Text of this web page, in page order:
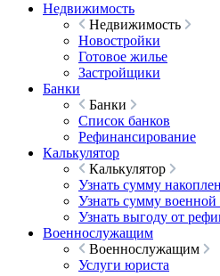
Недвижимость
Недвижимость
Новостройки
Готовое жилье
Застройщики
Банки
Банки
Список банков
Рефинансирование
Калькулятор
Калькулятор
Узнать сумму
Узнать сумму военной
Узнать выгоду от
Военнослужащим
Военнослужащим
Услуги юриста